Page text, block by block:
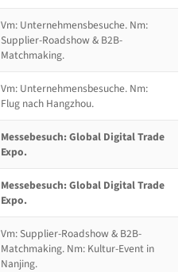
Vm: Unternehmensbesuche. Nm:
Supplier-Roadshow & B2B-
Matchmaking.
Vm: Unternehmensbesuche. Nm:
Flug nach Hangzhou.
Messebesuch: Global Digital Trade
Expo.
Messebesuch: Global Digital Trade
Expo.
Vm: Supplier-Roadshow & B2B-
Matchmaking. Nm: Kultur-Event in
Nanjing.